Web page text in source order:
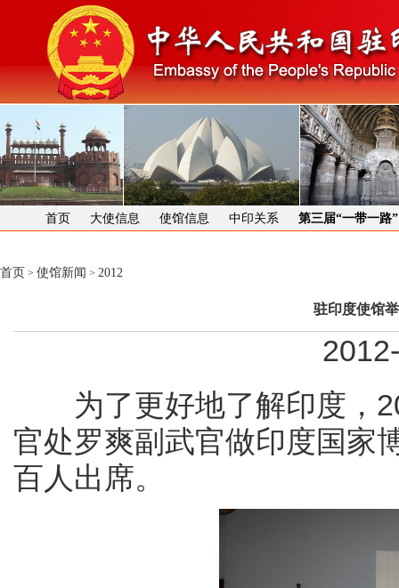
首页 大使信息 使馆信息 中印关系 第三届“一带一路
首页 > 使馆新闻 > 2012
驻印度使馆
为了更好地了解印度，
官处罗爽副武官做印度国家
百人出席。